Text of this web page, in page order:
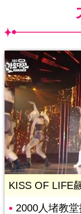
KISS OF LIFE
2000人堵教